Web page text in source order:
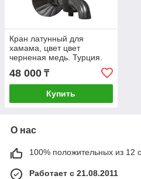
Кран латунный для
хамама, цвет цвет
черненая медь. Турция.
48 000 ₸
Купить
О нас
100% положительных из 12
Работает с 21.08.2011